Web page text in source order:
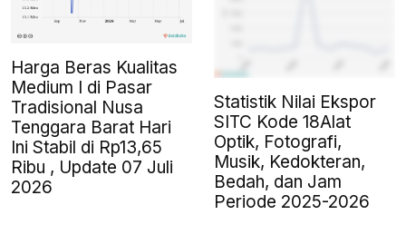
Harga Beras Kualitas
Medium I di Pasar
Tradisional Nusa
Tenggara Barat Hari
Ini Stabil di Rp13,65
Ribu , Update 07 Juli
2026
Statistik Nilai Ekspor
SITC Kode 18Alat
Optik, Fotografi,
Musik, Kedokteran,
Bedah, dan Jam
Periode 2025-2026